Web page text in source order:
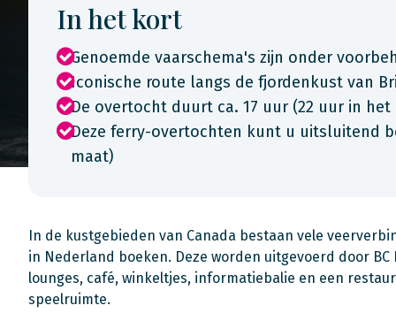
In het kort
Genoemde vaarschema's zijn onder
Iconische route langs de fjordenkust van
De overtocht duurt ca. 17 uur (22 uur in het
Deze ferry-overtochten kunt u uitsluitend
maat)
In de kustgebieden van Canada bestaan vele
in Nederland boeken. Deze worden uitgevoerd door
lounges, café, winkeltjes, informatiebalie en een
speelruimte.